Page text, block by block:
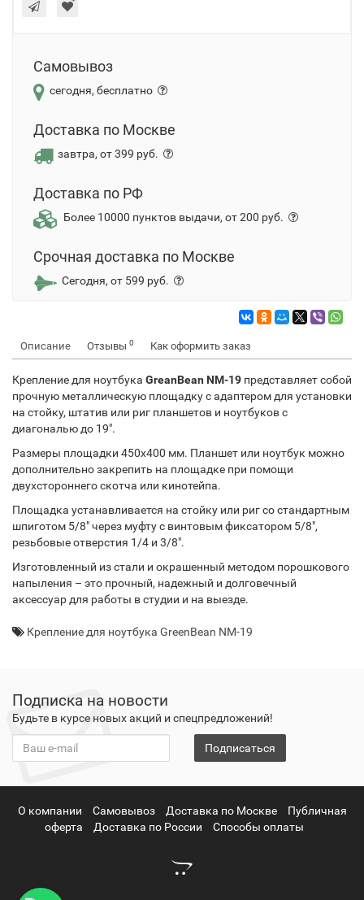
Самовывоз
сегодня, бесплатно
Доставка по Москве
завтра, от 399 руб.
Доставка по РФ
Более 10000 пунктов выдачи, от 200 руб.
Срочная доставка по Москве
Сегодня, от 599 руб.
Описание Отзывы 0 Как оформить заказ
Крепление для ноутбука GreanBean NM-19 представляет собой
прочную металлическую площадку с адаптером для установки
на стойку, штатив или риг планшетов и ноутбуков с
диагональю до 19".
Размеры площадки 450х400 мм. Планшет или ноутбук можно
дополнительно закрепить на площадке при помощи
двухстороннего скотча или кинотейпа.
Площадка устанавливается на стойку или риг со стандартным
шпиготом 5/8" через муфту с винтовым фиксатором 5/8",
резьбовые отверстия 1/4 и 3/8".
Изготовленный из стали и окрашенный методом порошкового
напыления – это прочный, надежный и долговечный
аксессуар для работы в студии и на выезде.
Крепление для ноутбука GreenBean NM-19
Подписка на новости
Будьте в курсе новых акций и спецпредложений!
Подписаться
О компании Самовывоз Доставка по Москве
Публичная
оферта
Доставка по России Способы оплаты